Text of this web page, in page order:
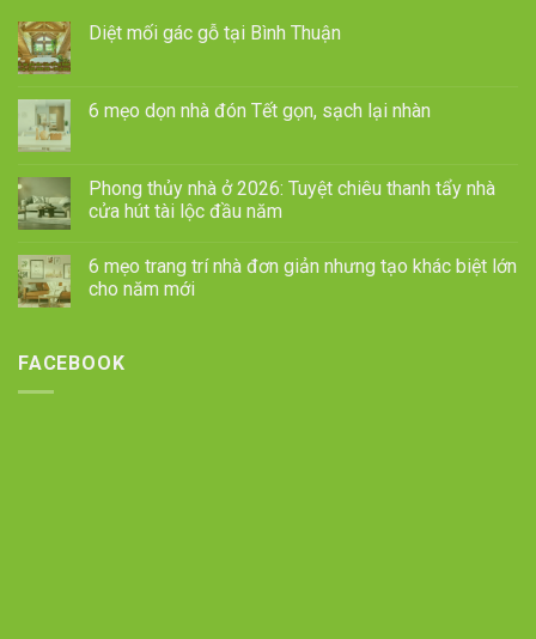
Diệt mối gác gỗ tại Bình Thuận
6 mẹo dọn nhà đón Tết gọn, sạch lại nhàn
Phong thủy nhà ở 2026: Tuyệt chiêu thanh tẩy nhà
cửa hút tài lộc đầu năm
6 mẹo trang trí nhà đơn giản nhưng tạo khác biệt lớn
cho năm mới
FACEBOOK